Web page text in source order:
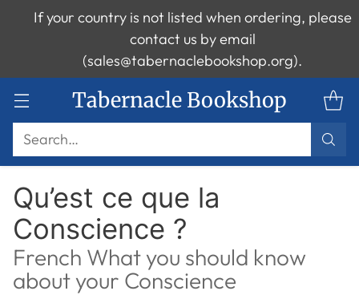
Tabernacle Bookshop
Search…
If your country is not listed when ordering, please
contact us by email
(sales@tabernaclebookshop.org).
Qu’est ce que la
Conscience ?
French What you should know
about your Conscience